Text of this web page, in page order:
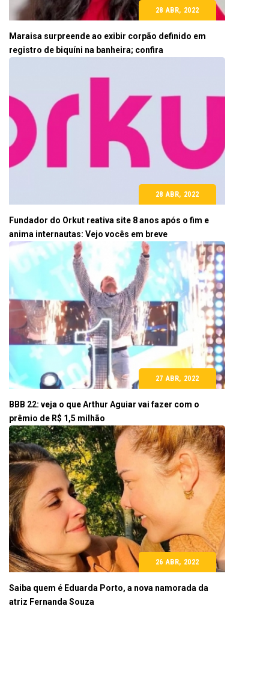
28 ABR, 2022
Maraisa surpreende ao exibir corpão definido em
registro de biquíni na banheira; confira
28 ABR, 2022
Fundador do Orkut reativa site 8 anos após o fim e
anima internautas: Vejo vocês em breve
27 ABR, 2022
BBB 22: veja o que Arthur Aguiar vai fazer com o
prêmio de R$ 1,5 milhão
26 ABR, 2022
Saiba quem é Eduarda Porto, a nova namorada da
atriz Fernanda Souza